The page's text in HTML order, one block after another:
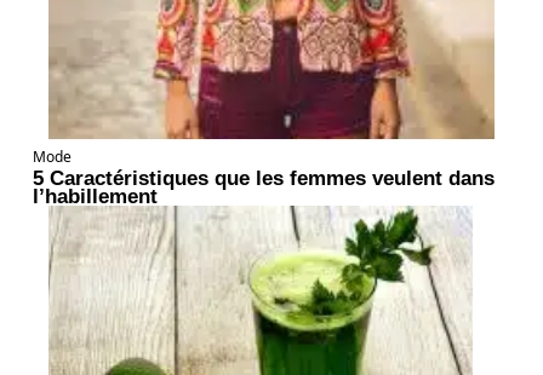
Mode
5 Caractéristiques que les femmes veulent dans
l’habillement